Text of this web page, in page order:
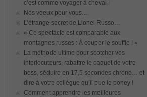
c’est comme voyager à cheval !
Nos voeux pour vous…
L’étrange secret de Lionel Russo…
« Ce spectacle est comparable aux
montagnes russes : À couper le souffle ! »
La méthode ultime pour scotcher vos
interlocuteurs, rabattre le caquet de votre
boss, séduire en 17,5 secondes chrono… et
dire à votre collègue qu’il pue le poney !
Comment apprendre les meilleures